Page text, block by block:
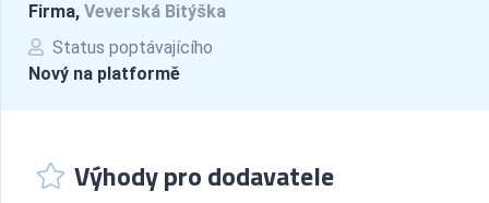
Firma, Veverská Bitýška
Status poptávajícího
Nový na platformě
Výhody pro dodavatele